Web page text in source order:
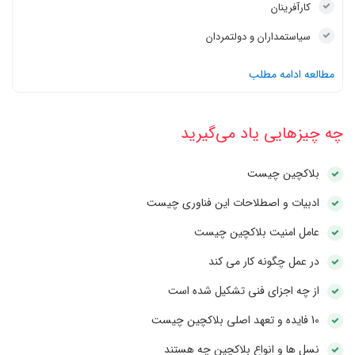
کارآفرینان
سیاستمداران و دولتمردان
مطالعه ادامه مطلب
چه چیزهایی یاد می‌گیرید
بلاکچین چیست
ادبیات و اصطلاحات این فناوری چیست
عامل امنیت بلاکچین چیست
در عمل چگونه کار می کند
از چه اجزای فنی تشکیل شده است
10 فایده و تعهد اصلی بلاکچین چیست
نسل ها و انواع بلاکچین چه هستند